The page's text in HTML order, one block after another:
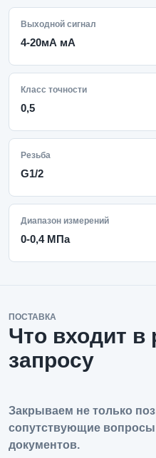
Выходной сигнал
4-20мА мА
Класс точности
0,5
Резьба
G1/2
Диапазон измерений
0-0,4 МПа
ПОСТАВКА
Что входит в
запросу
Закрываем не только
сопутствующие вопросы
документов.